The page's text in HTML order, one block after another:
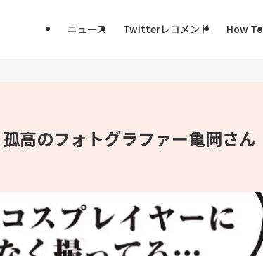
ニュース Twitterレコメンド How To
高のフォトグラファー亀岡さん